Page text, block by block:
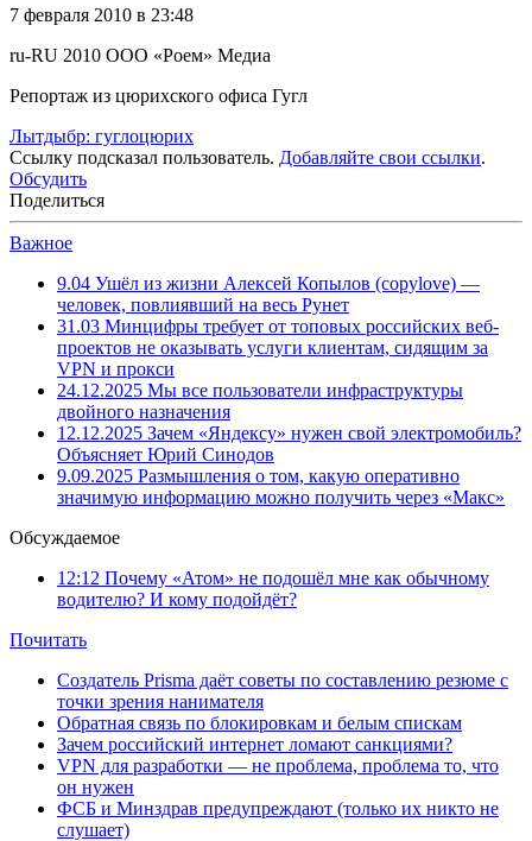
7 февраля 2010 в 23:48
ru-RU 2010 ООО «Роем» Медиа
Репортаж из цюрихского офиса Гугл
Лытдыбр: гуглоцюрих
Ссылку подсказал пользователь. Добавляйте свои ссылки.
Обсудить
Поделиться
Важное
9.04 Ушёл из жизни Алексей Копылов (copylove) —
человек, повлиявший на весь Рунет
31.03 Минцифры требует от топовых российских веб-
проектов не оказывать услуги клиентам, сидящим за
VPN и прокси
24.12.2025 Мы все пользователи инфраструктуры
двойного назначения
12.12.2025 Зачем «Яндексу» нужен свой электромобиль?
Объясняет Юрий Синодов
9.09.2025 Размышления о том, какую оперативно
значимую информацию можно получить через «Макс»
Обсуждаемое
12:12 Почему «Атом» не подошёл мне как обычному
водителю? И кому подойдёт?
Почитать
Создатель Prisma даёт советы по составлению резюме с
точки зрения нанимателя
Обратная связь по блокировкам и белым спискам
Зачем российский интернет ломают санкциями?
VPN для разработки — не проблема, проблема то, что
он нужен
ФСБ и Минздрав предупреждают (только их никто не
слушает)